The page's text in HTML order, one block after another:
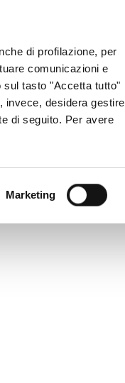
di profilazione, per
comunicazioni e
sul tasto "Accetta tutto"
invece, desidera gestire
di seguito. Per avere
Marketing
RISORSE UTILI